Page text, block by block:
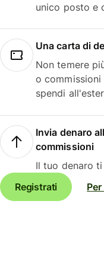
unico posto e
Una carta di
Non temere
o
spendi
Invia denaro
commissioni
Il tuo denaro
Registrati